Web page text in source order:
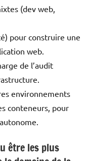
(dev web,
pour construire une
web.
de l’audit
environnements
conteneurs, pour
être les plus